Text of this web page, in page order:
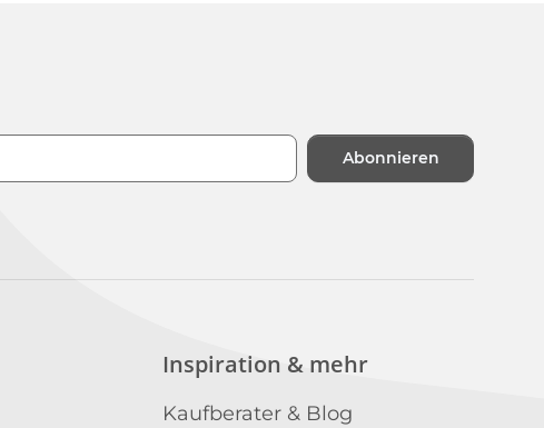
Abonnieren
Inspiration & mehr
Kaufberater & Blog